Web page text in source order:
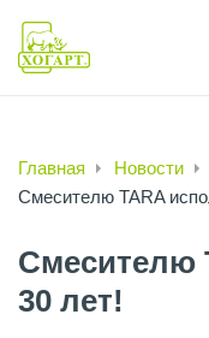
Главная
Новости
Смесителю TARA
Смесителю
30 лет!